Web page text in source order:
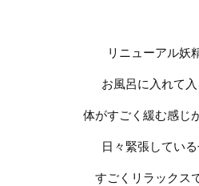
リニューアル妖
お風呂に入れて入
体がすごく緩む感じ
日々緊張している
すごくリラックス